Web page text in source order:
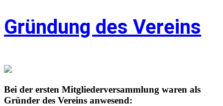
Gründung des Vereins
Bei der ersten Mitgliederversammlung waren als
Gründer des Vereins anwesend: